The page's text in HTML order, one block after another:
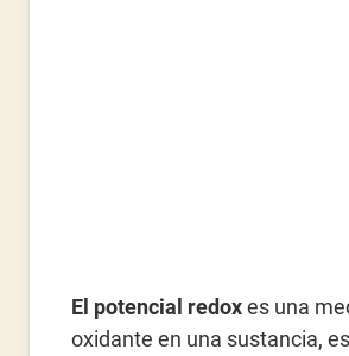
El potencial redoxes una
oxidante en una sustancia,